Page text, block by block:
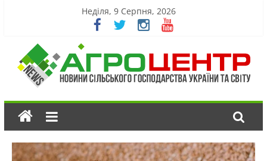
Неділя, 9 Серпня, 2026